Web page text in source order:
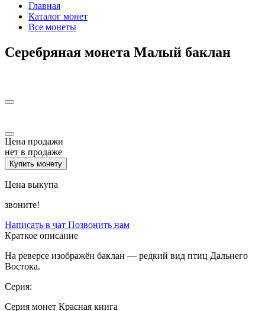
Главная
Каталог монет
Все монеты
Серебряная монета Малый баклан
Цена продажи
нет в продаже
Купить монету
Цена выкупа
звоните!
Написать в чат Позвонить нам
Краткое описание
На реверсе изображён баклан — редкий вид птиц Дальнего
Востока.
Серия:
Серия монет Красная книга